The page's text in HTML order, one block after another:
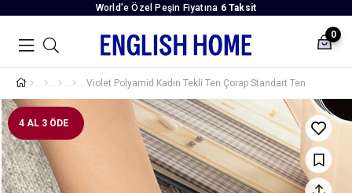
World’e Özel Peşin Fiyatına 6 Taksit
0
Violet Polyamid Kadın Tekli Ten Çorap Standart Ten
4 AL 3 ÖDE